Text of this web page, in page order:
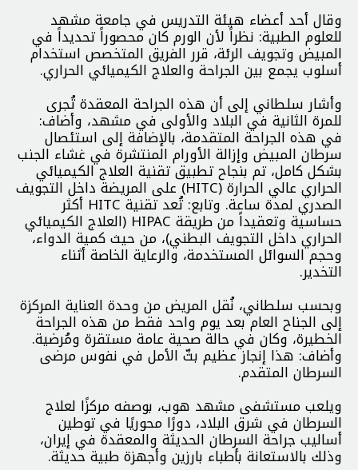
وقال أحد أعضاء هيئة التدريس في جامعة مشهد
للعلوم الطبية: نظراً لأن الورم كان محصوراً تحديداً في
المبيض وتجويف الرئة، قرر الفريق المتخصص استخدام
أسلوب يجمع بين الجراحة والعلاج الكيميائي الحراري.
وأشار سلطاني إلى أن هذه الجراحة المعقدة تُجرى
للمرة الثانية في البلاد والأولى في مشهد، وأضاف:
في هذه الجراحة المتقدمة، بالإضافة إلى استئصال
سرطان المبيض وإزالة الأورام المنتشرة في غشاء الجنب
بشكل كامل، تم بنجاح تطبيق تقنية العلاج الكيميائي
الحراري عالي الحرارة (HITC) على المريضة داخل التجويف
الصدري لمدة ساعة. وتابع: تُعد تقنية HITC أكثر
حساسية وتعقيداً من طريقة HIPAC (العلاج الكيميائي
الحراري داخل التجويف البطني)، من حيث كمية الدواء،
وحجم السوائل المستخدمة، والرعاية الخاصة أثناء
التخدير.
وبحسب سلطاني، نُقل المريض من وحدة العناية المركزة
إلى الجناح العام بعد يوم واحد فقط من هذه الجراحة
الخطيرة، وكان في حالة صحية عامة مستقرة ومُرضية.
وأضاف: هذا إنجاز عظيم بثّ الأمل في نفوس مرضى
السرطان المتقدم.
ويلعب مستشفى مشهد هوب، بوصفه مركزًا لعلاج
السرطان في شرق البلاد، دورًا محوريًا في توطين
أساليب جراحة السرطان الحديثة والمعقدة في إيران،
وذلك بالاستعانة بأطباء بارزين وأجهزة طبية حديثة.